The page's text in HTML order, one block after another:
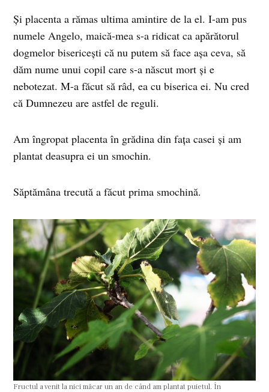
Și placenta a rămas ultima amintire de la el. I-am pus
numele Angelo, maică-mea s-a ridicat ca apărătorul
dogmelor bisericești că nu putem să face așa ceva, să
dăm nume unui copil care s-a născut mort și e
nebotezat. M-a făcut să râd, ea cu biserica ei. Nu cred
că Dumnezeu are astfel de reguli.
Am îngropat placenta în grădina din fața casei și am
plantat deasupra ei un smochin.
Săptămâna trecută a făcut prima smochină.
Fructul a venit la nici măcar un an de când am plantat puietul. În